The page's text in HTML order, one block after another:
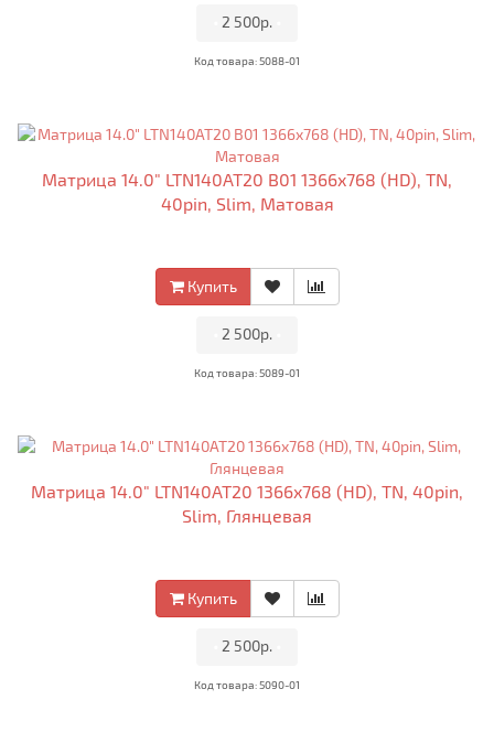
2 500р.
Код товара: 5088-01
Матрица 14.0" LTN140AT20 B01 1366x768 (HD), TN,
40pin, Slim, Матовая
Купить
2 500р.
Код товара: 5089-01
Матрица 14.0" LTN140AT20 1366x768 (HD), TN, 40pin,
Slim, Глянцевая
Купить
2 500р.
Код товара: 5090-01